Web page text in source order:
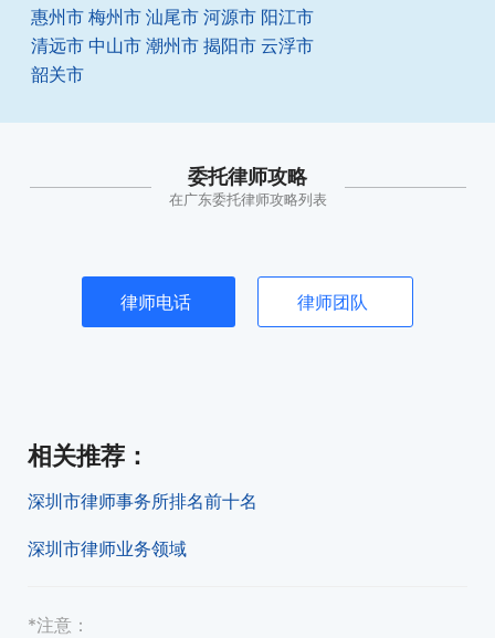
惠州市 梅州市 汕尾市 河源市 阳江市
清远市 中山市 潮州市 揭阳市 云浮市
韶关市
委托律师攻略
在广东委托律师攻略列表
律师电话 律师团队
相关推荐 ：
深圳市律师事务所排名前十名
深圳市律师业务领域
*注意：